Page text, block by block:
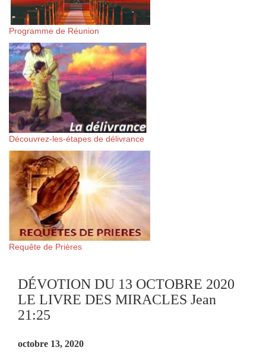
Programme de Réunion
Découvrez-les-étapes de délivrance
Requête de Prières
DÉVOTION DU 13 OCTOBRE 2020
LE LIVRE DES MIRACLES Jean
21:25
octobre 13, 2020